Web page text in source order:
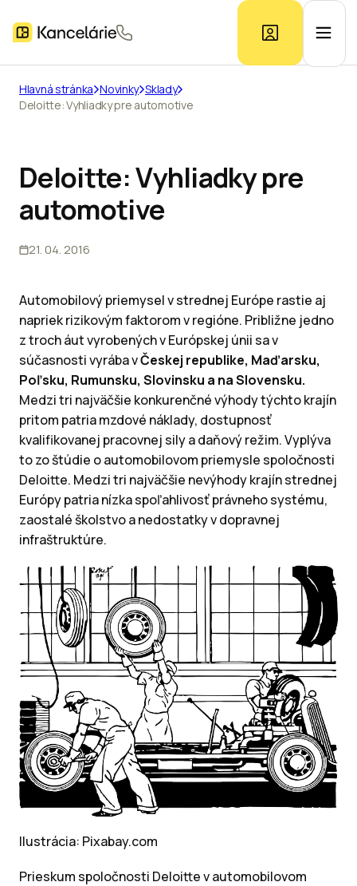
Prieskum trhu
Hlavná stránka Novinky Sklady
Deloitte: Vyhliadky pre automotive
Deloitte: Vyhliadky pre
automotive
21. 04. 2016
Automobilový priemysel v strednej Európe rastie aj
napriek rizikovým faktorom v regióne. Približne jedno
z troch áut vyrobených v Európskej únii sa v
súčasnosti vyrába vČeskej republike, Maďarsku,
Poľsku, Rumunsku, Slovinsku a na Slovensku.
Medzi tri najväčšie konkurenčné výhody týchto krajín
pritom patria mzdové náklady, dostupnosť
kvalifikovanej pracovnej sily a daňový režim. Vyplýva
to zo štúdie o automobilovom priemysle spoločnosti
Deloitte. Medzi tri najväčšie nevýhody krajín strednej
Európy patria nízka spoľahlivosť právneho systému,
zaostalé školstvo a nedostatky v dopravnej
infraštruktúre.
Ilustrácia: Pixabay.com
Prieskum spoločnosti Deloitte v automobilovom